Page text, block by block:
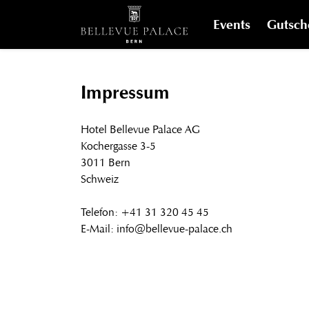
Events
Impressum
Hotel Bellevue Palace AG
Kochergasse 3-5
3011 Bern
Schweiz
Telefon: +41 31 320 45 45
E-Mail: info@bellevue-palace.ch